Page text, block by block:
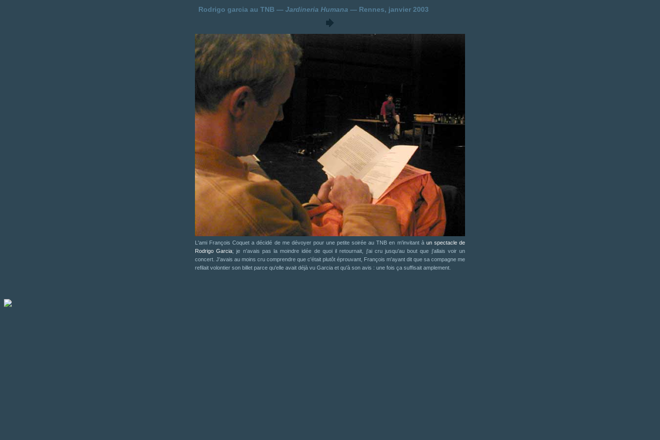
Rodrigo garcia au TNB — Jardineria Humana — Rennes, janvier 2003
L'ami François Coquet a décidé de me dévoyer pour une petite soirée au TNB en m'invitant à un spectacle de
Rodrigo Garcia; je n'avais pas la moindre idée de quoi il retournait, j'ai cru jusqu'au bout que j'allais voir un
concert. J'avais au moins cru comprendre que c'était plutôt éprouvant, François m'ayant dit que sa compagne me
refilait volontier son billet parce qu'elle avait déjà vu Garcia et qu'à son avis : une fois ça suffisait amplement.